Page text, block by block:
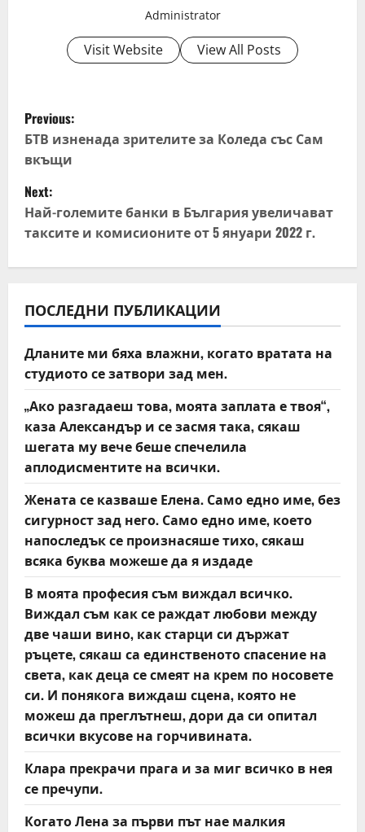
Administrator
Visit Website View All Posts
P
o
s
t
n
v
i
g
a
t
i
o
n
Previous:
БТВ изненада зрителите за Коледа със Сам
вкъщи
Next:
Най-големите банки в България увеличават
таксите и комисионите от 5 януари 2022 г.
ПОСЛЕДНИ ПУБЛИКАЦИИ
Дланите ми бяха влажни, когато вратата на
студиото се затвори зад мен.
„Ако разгадаеш това, моята заплата е твоя“,
каза Александър и се засмя така, сякаш
шегата му вече беше спечелила
аплодисментите на всички.
Жената се казваше Елена. Само едно име, без
сигурност зад него. Само едно име, което
напоследък се произнасяше тихо, сякаш
всяка буква можеше да я издаде
В моята професия съм виждал всичко.
Виждал съм как се раждат любови между
две чаши вино, как старци си държат
ръцете, сякаш са единственото спасение на
света, как деца се смеят на крем по носовете
си. И понякога виждаш сцена, която не
можеш да преглътнеш, дори да си опитал
всички вкусове на горчивината.
Клара прекрачи прага и за миг всичко в нея
се пречупи.
Когато Лена за първи път нае малкия